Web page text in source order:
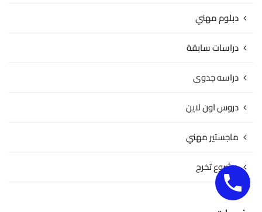
دبلوم مهني
دراسات سابقة
دراسه جدوى
دروس اون لاين
ماجستير مهني
مشروع تخرج